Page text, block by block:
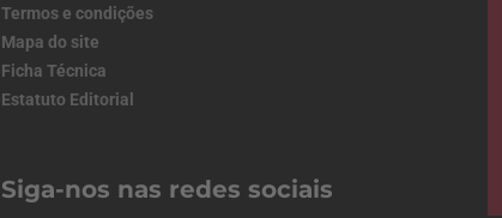
Termos e condições
Mapa do site
Ficha Técnica
Estatuto Editorial
Siga-nos nas redes sociais